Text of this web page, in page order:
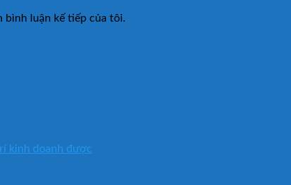
bình luận kế tiếp của tôi.
kinh doanh được